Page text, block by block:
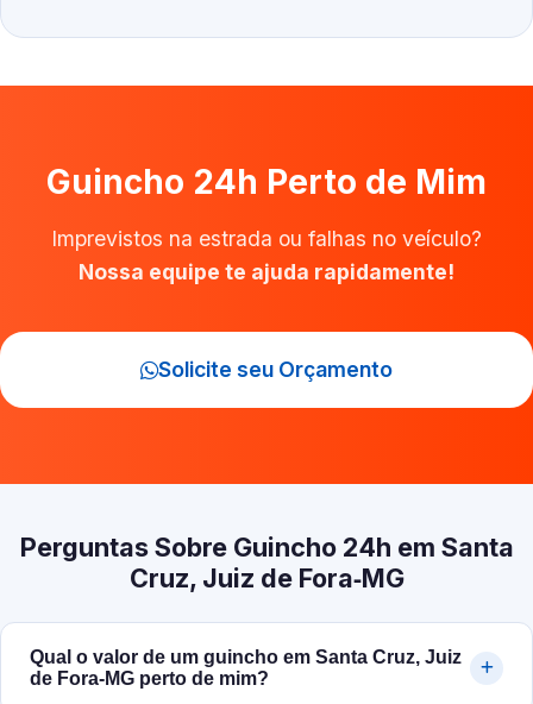
Guincho 24h Perto de Mim
Imprevistos na estrada ou falhas no veículo?
Nossa equipe te ajuda rapidamente!
Solicite seu Orçamento
Perguntas Sobre Guincho 24h em Santa
Cruz, Juiz de Fora‑MG
Qual o valor de um guincho em Santa Cruz, Juiz
de Fora‑MG perto de mim?